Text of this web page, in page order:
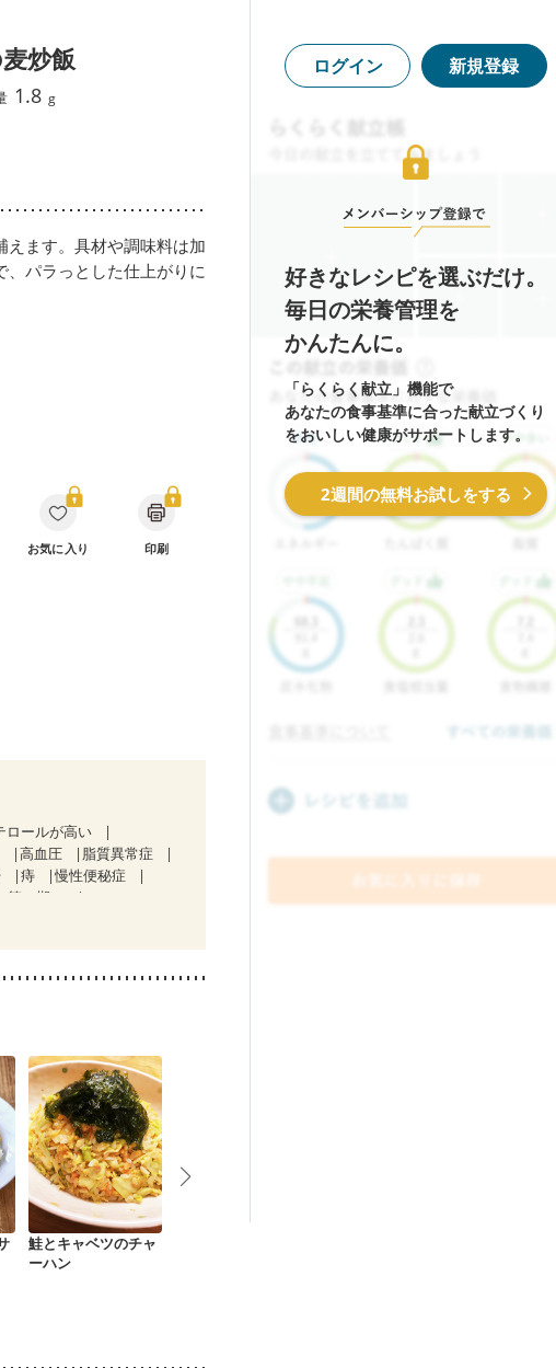
炒飯
1.8 g
えます。具材や調味料は加
、パラっとした仕上がりに
お気に入り 印刷
ロールが高い
高血圧
脂質異常症
痔
慢性便秘症
第２期）
期)
妊娠糖尿病(初期)
鮭とキャベツのチャ
ーハン
ログイン 新規登録
好きなレシピを選ぶだけ。
毎日の栄養管理を
かんたんに。
「らくらく献立」機能で
あなたの食事基準に合った献立づくり
をおいしい健康がサポートします。
2週間の無料お試しをする